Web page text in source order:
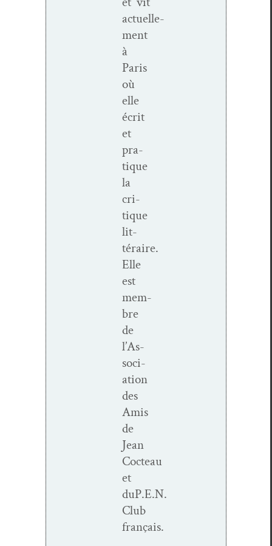
actuelle­
ment
à
Paris
où
elle
écrit
et
pra­
tique
la
cri­
tique
lit­
téraire.
Elle
est
mem­
bre
de
l’As­
so­ci­
a­tion
des
Amis
de
Jean
Cocteau
et
duP.E.N.
Club
français.